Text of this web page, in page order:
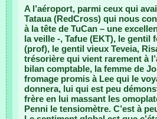
A l’aéroport, parmi ceux qui
Tataua (RedCross) qui nous
à la tête de TuCan – une
la veille -, Tafue (EKT), le
(prof), le gentil vieux Teveia,
trésorière qui vient rarement à
bilan comptable, la femme de
fromage promis à Lee qui le
donnera, lui qui est peu
frère en lui massant les
Penni le tensiomètre. C’est à